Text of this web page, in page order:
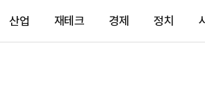
산업 재테크 경제 정치